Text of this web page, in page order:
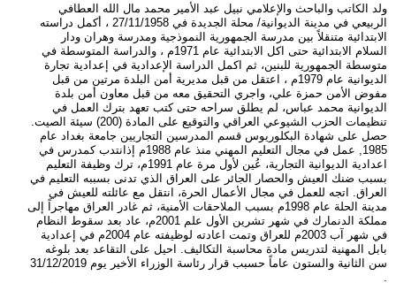
ولد الكاتب والباحث والإعلامي نبيل عبد الأمير محمد مال الله العطافي
الربيعي في مدينة الديوانية/ محلة الجديدة في 27/11/1958 ، أكمل دراسته
الابتدائية متنقلاً بين مدرسة الجمهورية النموذجية ومدرسة وهران ودار
السلام الابتدائية حتى اكل الابتدائية عام 1971م ، والدراسة المتوسطة في
متوسطة الجمهورية للبنين، ثم اكمل الدراسة الإعدادية في إعدادية تجارة
الديوانية عام 1979م ، اعتقل من قبل مديرية أمن البلدة مرتين من قبل
مفوض الأمن حمزة علي، واجري التحقيق معه من قبل معاون أمن بلدة
الديوانية محمد عباس، لم يطلق سراحه حتى كتب تعهد بترك العمل في
تنظيمات الحزب الشيوعي العراقي والتوقيع على المادة (200) سيئة الصيت.
حصل على شهادة البكلوريوس قسم المدرسين التجاريين جامعة بغداد عام
1985, عمل في مجال التعليم المهني منذ عام 1988م إذانتدب كمدرس في
اعدادية الديوانية التجارية، عُين لأول مرة عام 1991م، ترك وظيفة التعليم
بسبب ضنك العيش والحصار الجائر على العراق الذي تدنى بسببه التعليم في
العراق. اتجه للعمل في مجال الأعمال الحرة، انتقل مع عائلته للعيش في
مدينة الحلة عام 1998م بسبب الملاحقات الأمنية، ثم غادر العراق مهاجراً إلى
مملكة الدنمارك في شهر تشرين الأول علم 2001م، عاد بعد سقوط النظام
في شهر آب 2003م للعراق وتمت اعادته لوظيفته عام 2004م في إعدادية
بابل المهنية لتدريس مادة محاسبة التكاليف. احيل على التقاعد بعد بلوغه
سن الثانية والستون عاماً حسبب قرار رئاسة الوزراء الأخير يوم 31/12/2019